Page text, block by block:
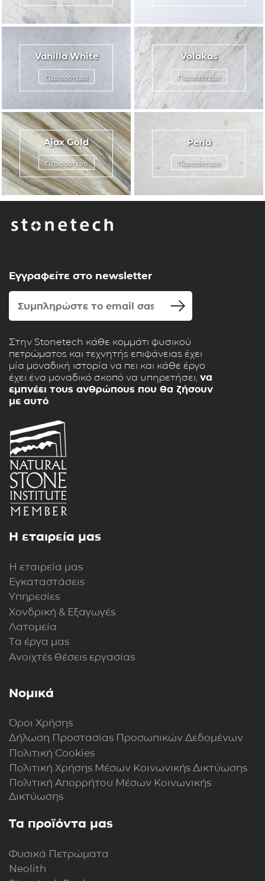
Vanilla White
Περισσότερα
Volakas
Περισσότερα
Ajax Gold
Περισσότερα
Perla
Περισσότερα
Εγγραφείτε στο newsletter
Στην Stonetech κάθε κομμάτι φυσικού
πετρώματος και τεχνητής επιφάνειας έχει
μία μοναδική ιστορία να πει και κάθε έργο
έχει ένα μοναδικό σκοπό να υπηρετήσει, να
εμπνέει τους ανθρώπους που θα ζήσουν
με αυτό.
Η εταιρεία μας
Η εταιρεία μας
Εγκαταστάσεις
Υπηρεσίες
Χονδρική & Εξαγωγές
Λατομεία
Τα έργα μας
Ανοιχτές θέσεις εργασίας
Νομικά
Όροι Χρήσης
Δήλωση Προστασίας Προσωπικών Δεδομένων
Πολιτική Cookies
Πολιτική Xρήσης Mέσων Kοινωνικής Δικτύωσης
Πολιτική Απορρήτου Μέσων Κοινωνικής
Δικτύωσης
Τα προϊόντα μας
Φυσικά Πετρώματα
Neolith